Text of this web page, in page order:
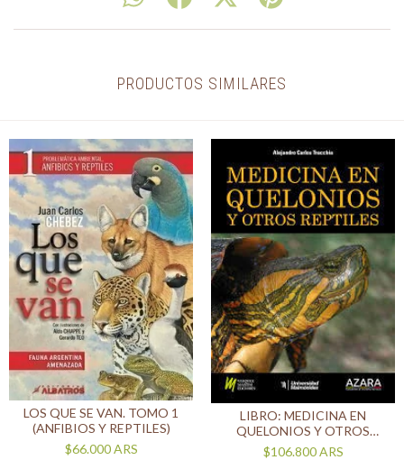
PRODUCTOS SIMILARES
LOS QUE SE VAN. TOMO 1
(ANFIBIOS Y REPTILES)
$66.000ARS
LIBRO: MEDICINA EN
QUELONIOS Y OTROS
REPTILES
$106.800ARS